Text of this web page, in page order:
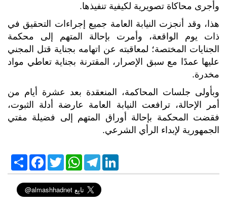
وأجرى محاكاة تصويرية لكيفية تنفيذها.
هذا، وقد أنجزت النيابة العامة جميع إجراءات التحقيق في
ذات يوم الواقعة، وأمرت بإحالة المتهم إلى محكمة
الجنايات المختصة؛ لمعاقبته عن اتهامه بجناية قتل المجني
عليها عمدًا مع سبق الإصرار، المقترنة بجناية تعاطي مواد
مخدرة.
وبأولى جلسات المحاكمة، المنعقدة بعد عشرة أيام من
أمر الإحالة، ترافعت النيابة العامة عارضة أدلة الثبوت،
فقضت المحكمة بإحالة أوراق المتهم إلى فضيلة مفتي
الجمهورية لإبداء الرأي الشرعي.
S
h
a
r
e
F
a
c
e
b
o
T
w
i
t
t
e
W
h
a
t
s
A
T
e
l
e
g
r
L
i
n